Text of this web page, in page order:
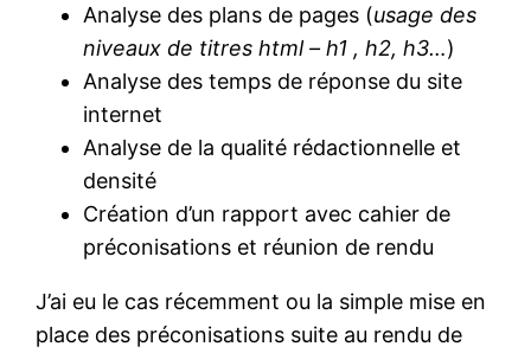
Analyse des plans de pages (usage des
niveaux de titres html – h1 , h2, h3…)
Analyse des temps de réponse du site
internet
Analyse de la qualité rédactionnelle et
densité
Création d’un rapport avec cahier de
préconisations et réunion de rendu
J’ai eu le cas récemment ou la simple mise en
place des préconisations suite au rendu de